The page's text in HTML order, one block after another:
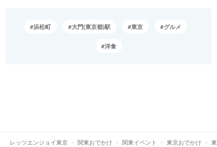
浜松町 大門(東京都)駅 東京 グルメ
洋食
レッツエンジョイ東京 関東おでかけ 関東イベント 東京おでかけ